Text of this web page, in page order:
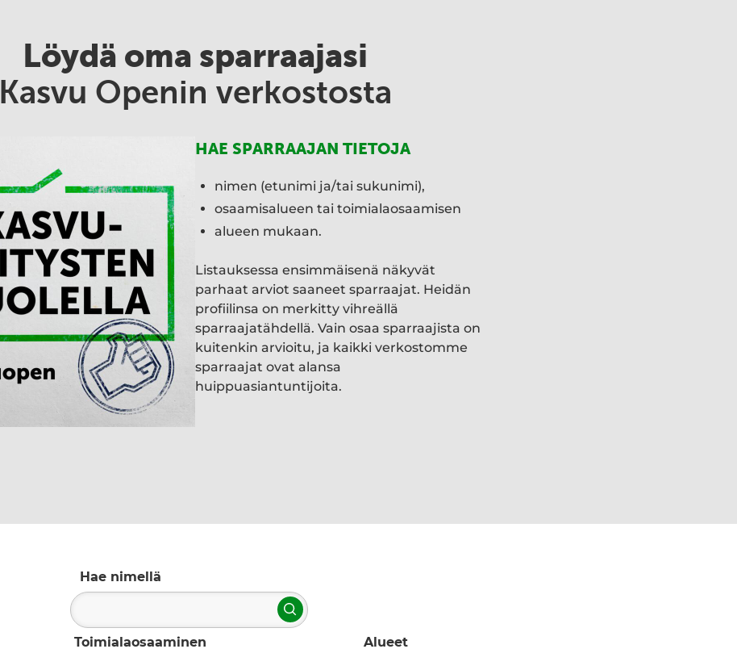
Löydä oma sparraajasi
Kasvu Openin verkostosta
HAE SPARRAAJAN TIETOJA
nimen (etunimi ja/tai sukunimi),
osaamisalueen tai toimialaosaamisen
alueen mukaan.
Listauksessa ensimmäisenä näkyvät
parhaat arviot saaneet sparraajat. Heidän
profiilinsa on merkitty vihreällä
sparraajatähdellä. Vain osaa sparraajista on
kuitenkin arvioitu, ja kaikki verkostomme
sparraajat ovat alansa
huippuasiantuntijoita.
Hae nimellä
Hae
Toimialaosaaminen Alueet